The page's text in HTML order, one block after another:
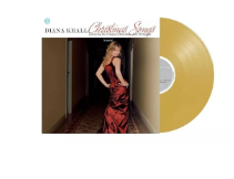
(Gold
Vinyl)